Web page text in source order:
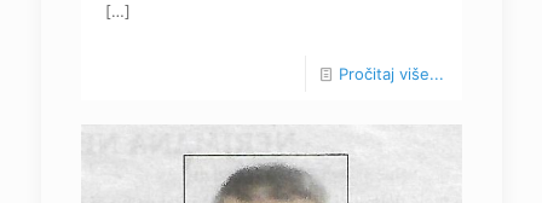
[…]
Pročitaj više...